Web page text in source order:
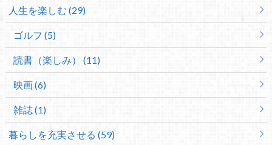
人生を楽しむ (29)
ゴルフ (5)
読書（楽しみ） (11)
映画 (6)
雑誌 (1)
暮らしを充実させる (59)